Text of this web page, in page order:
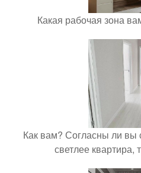
Какая рабочая зона
Как вам? Согласны ли вы
светлее квартира,